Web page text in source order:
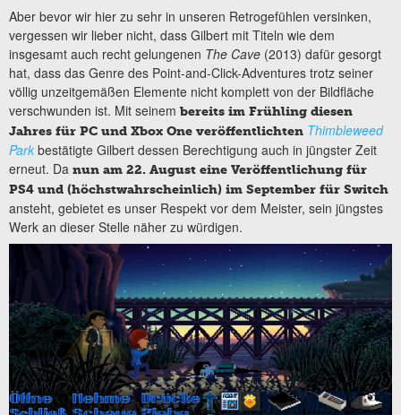
Aber bevor wir hier zu sehr in unseren Retrogefühlen versinken,
vergessen wir lieber nicht, dass Gilbert mit Titeln wie dem
insgesamt auch recht gelungenen The Cave (2013) dafür gesorgt
hat, dass das Genre des Point-and-Click-Adventures trotz seiner
völlig unzeitgemäßen Elemente nicht komplett von der Bildfläche
verschwunden ist. Mit seinem bereits im Frühling diesen
Jahres für PC und Xbox One veröffentlichten Thimbleweed
Park bestätigte Gilbert dessen Berechtigung auch in jüngster Zeit
erneut. Da nun am 22. August eine Veröffentlichung für
PS4 und (höchstwahrscheinlich) im September für Switch
ansteht, gebietet es unser Respekt vor dem Meister, sein jüngstes
Werk an dieser Stelle näher zu würdigen.